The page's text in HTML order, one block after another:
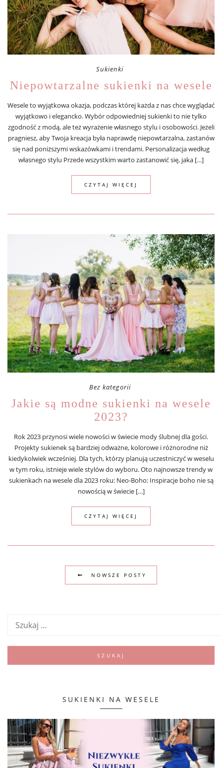
Sukienki
Niepowtarzalne sukienki na wesele
Wesele to wyjątkowa okazja, podczas której każda z nas chce wyglądać
wyjątkowo i elegancko. Wybór odpowiedniej sukienki to nie tylko
zgodność z modą, ale też wyrażenie własnego stylu i osobowości. Jeżeli
pragniesz, aby Twoja kreacja była naprawdę niepowtarzalna, zastanów
się nad poniższymi wskazówkami i trendami. Personalizacja według
własnego stylu Przede wszystkim warto zastanowić się, jaka […]
CZYTAJ WIĘCEJ
Bez kategorii
Jakie są modne sukienki na wesele
2023?
Rok 2023 przynosi wiele nowości w świecie mody ślubnej dla gości.
Projekty sukienek są bardziej odważne, kolorowe i różnorodne niż
kiedykolwiek wcześniej. Dla tych, którzy planują uczestniczyć w weselu
w tym roku, istnieje wiele stylów do wyboru. Oto najnowsze trendy w
sukienkach na wesele dla 2023 roku: Neo-Boho: Inspiracje boho nie są
nowością w świecie […]
CZYTAJ WIĘCEJ
NOWSZE POSTY
SUKIENKI NA WESELE